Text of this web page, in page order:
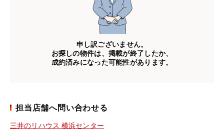
申し訳ございません。
お探しの物件は、掲載が終了したか、
成約済みになった可能性があります。
担当店舗へ問い合わせる
三井のリハウス 横浜センター